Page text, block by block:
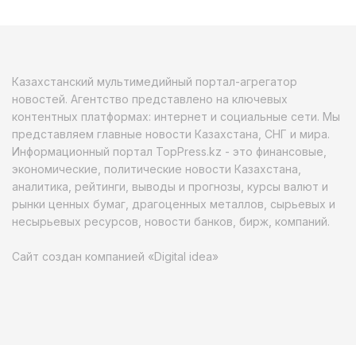
Казахстанский мультимедийный портал-агрегатор
новостей. Агентство представлено на ключевых
контентных платформах: интернет и социальные сети. Мы
представляем главные новости Казахстана, СНГ и мира.
Информационный портал TopPress.kz - это финансовые,
экономические, политические новости Казахстана,
аналитика, рейтинги, выводы и прогнозы, курсы валют и
рынки ценных бумаг, драгоценных металлов, сырьевых и
несырьевых ресурсов, новости банков, бирж, компаний.
Сайт создан компанией «Digital idea»